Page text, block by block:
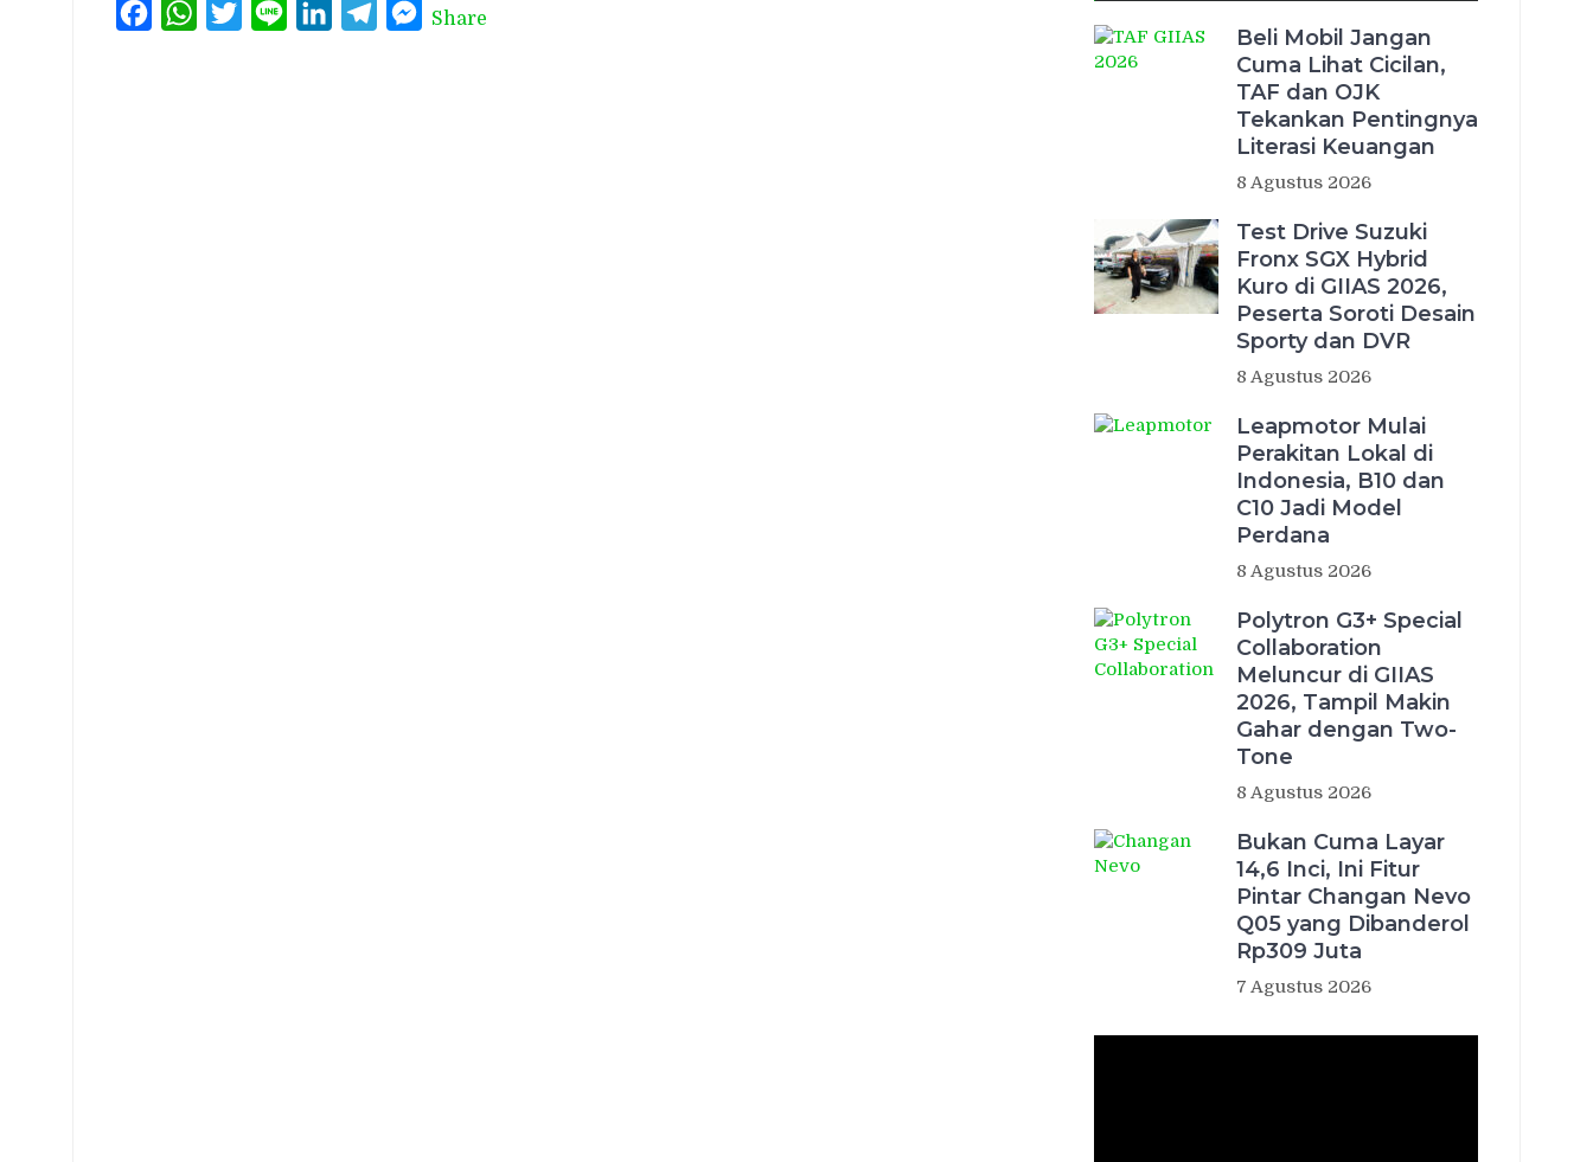
FacebookWhatsAppTwitterLine LinkedInTelegramMessenger
Share
Beli Mobil Jangan
Cuma Lihat Cicilan,
TAF dan OJK
Tekankan Pentingnya
Literasi Keuangan
8 Agustus 2026
Test Drive Suzuki
Fronx SGX Hybrid
Kuro di GIIAS 2026,
Peserta Soroti Desain
Sporty dan DVR
8 Agustus 2026
Leapmotor Mulai
Perakitan Lokal di
Indonesia, B10 dan
C10 Jadi Model
Perdana
8 Agustus 2026
Polytron G3+ Special
Collaboration
Meluncur di GIIAS
2026, Tampil Makin
Gahar dengan Two-
Tone
8 Agustus 2026
Bukan Cuma Layar
14,6 Inci, Ini Fitur
Pintar Changan Nevo
Q05 yang Dibanderol
Rp309 Juta
7 Agustus 2026